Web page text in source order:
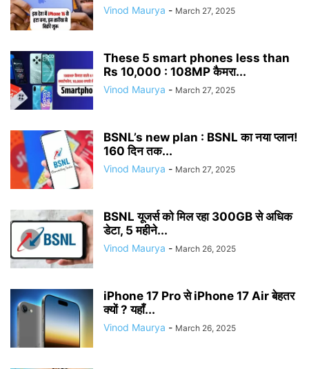
Vinod Maurya - March 27, 2025
These 5 smart phones less than
Rs 10,000 : 108MP कैमरा...
Vinod Maurya - March 27, 2025
BSNL’s new plan : BSNL का नया प्लान!
160 दिन तक...
Vinod Maurya - March 27, 2025
BSNL यूजर्स को मिल रहा 300GB से अधिक
डेटा, 5 महीने...
Vinod Maurya - March 26, 2025
iPhone 17 Pro से iPhone 17 Air बेहतर
क्यों ? यहाँ...
Vinod Maurya - March 26, 2025